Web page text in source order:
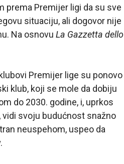
prema Premijer ligi da su sve
situaciju, ali dogovor nije
Na osnovu La Gazzetta dello
Premijer lige su ponovo
klub, koji se mole da dobiju
do 2030. godine, i, uprkos
svoju budućnost snažno
neuspehom, uspeo da